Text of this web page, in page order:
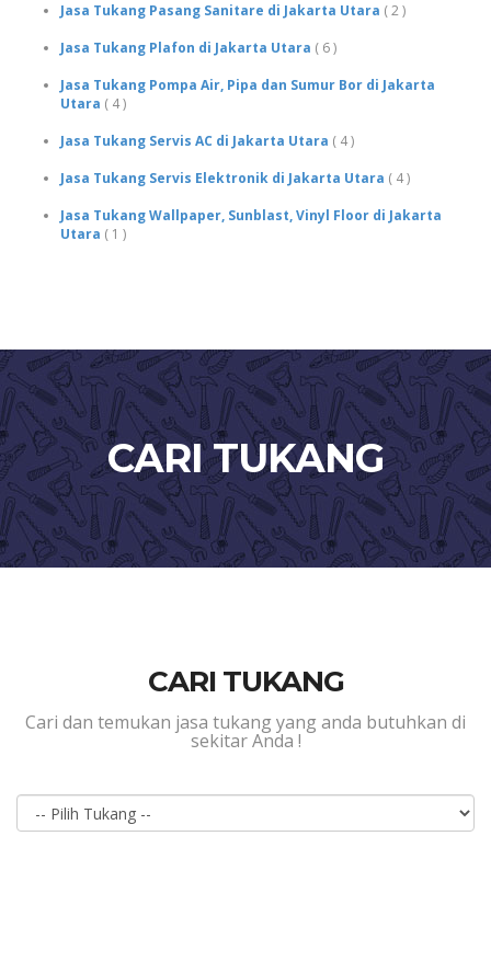
Jasa Tukang Pasang Sanitare di Jakarta Utara ( 2 )
Jasa Tukang Plafon di Jakarta Utara ( 6 )
Jasa Tukang Pompa Air, Pipa dan Sumur Bor di Jakarta
Utara ( 4 )
Jasa Tukang Servis AC di Jakarta Utara ( 4 )
Jasa Tukang Servis Elektronik di Jakarta Utara ( 4 )
Jasa Tukang Wallpaper, Sunblast, Vinyl Floor di Jakarta
Utara ( 1 )
CARI TUKANG
CARI TUKANG
Cari dan temukan jasa tukang yang anda butuhkan di
sekitar Anda !